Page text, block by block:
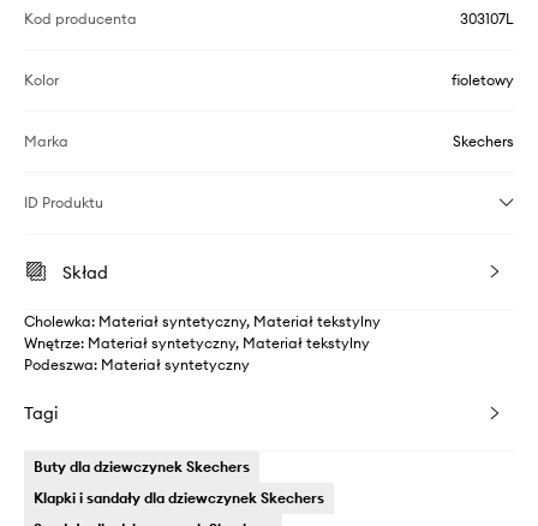
Kod producenta 303107L
Kolor fioletowy
Marka Skechers
ID Produktu
Skład
Cholewka: Materiał syntetyczny, Materiał tekstylny
Wnętrze: Materiał syntetyczny, Materiał tekstylny
Podeszwa: Materiał syntetyczny
Tagi
Buty dla dziewczynek Skechers
Klapki i sandały dla dziewczynek Skechers